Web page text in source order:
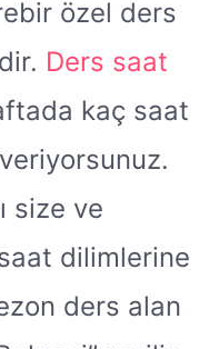
özel ders
Ders saat
kaç saat
size ve
dilimlerine
ders alan